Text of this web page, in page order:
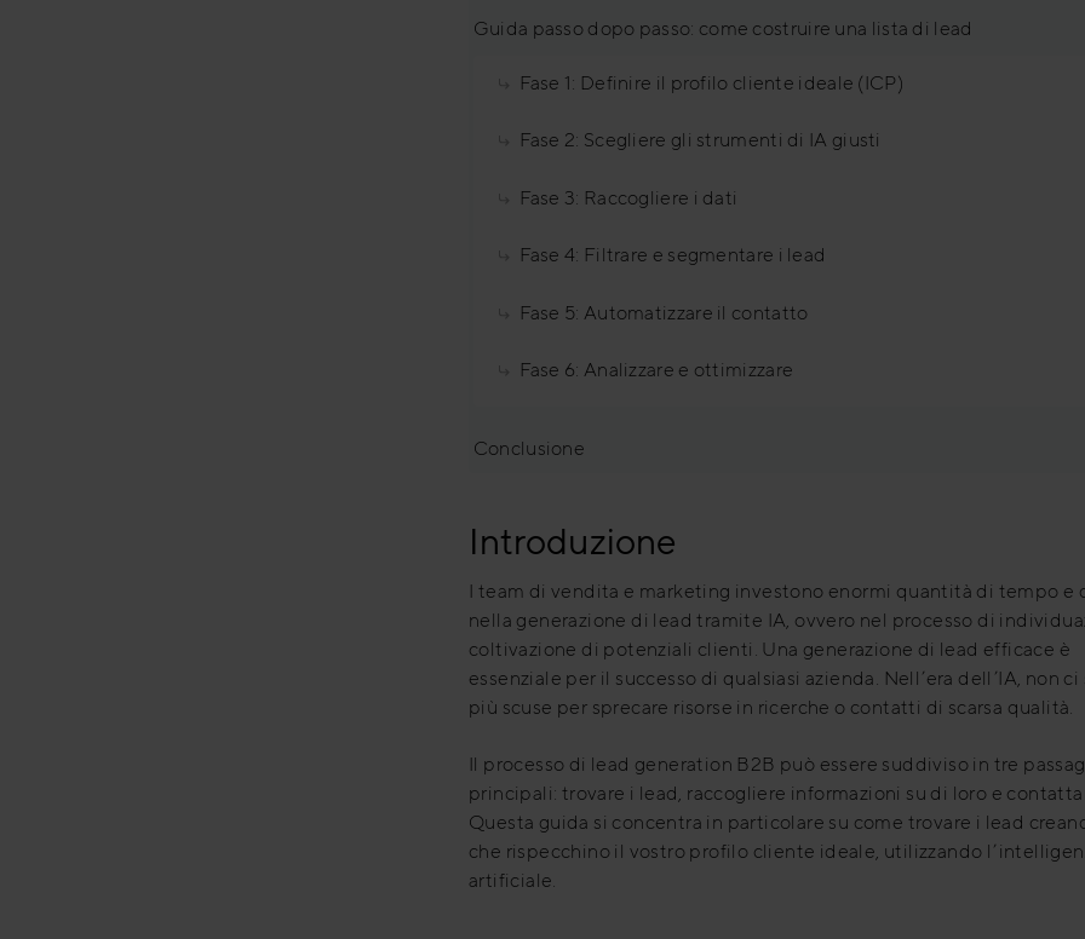
Guida passo dopo passo: come costruire una lista di lead
Fase 1: Definire il profilo cliente ideale (ICP)
Fase 2: Scegliere gli strumenti di IA giusti
Fase 3: Raccogliere i dati
Fase 4: Filtrare e segmentare i lead
Fase 5: Automatizzare il contatto
Fase 6: Analizzare e ottimizzare
Conclusione
Introduzione
I team di vendita e marketing investono enormi quantità di tempo e
nella generazione di lead tramite IA, ovvero nel processo di
coltivazione di potenziali clienti. Una generazione di lead efficace è
essenziale per il successo di qualsiasi azienda. Nell’era dell’IA, non ci
più scuse per sprecare risorse in ricerche o contatti di scarsa qualità.
Il processo di lead generation B2B può essere suddiviso in tre
principali: trovare i lead, raccogliere informazioni su di loro e
Questa guida si concentra in particolare su come trovare i lead
che rispecchino il vostro profilo cliente ideale, utilizzando
artificiale.